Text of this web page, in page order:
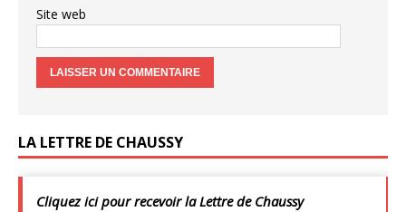
Site web
LA LETTRE DE CHAUSSY
Cliquez ici pour recevoir la Lettre de Chaussy